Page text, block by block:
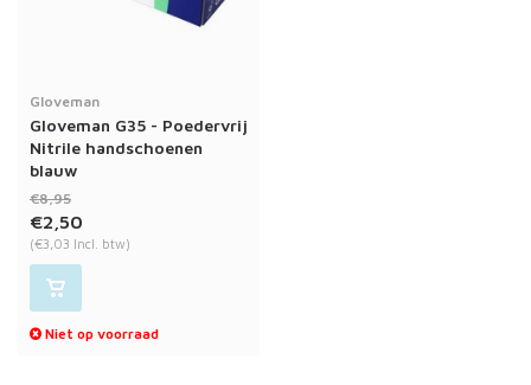
Gloveman
Gloveman G35 - Poedervrij
Nitrile handschoenen
blauw
€8,95
€2,50
(€3,03 Incl. btw)
Niet op voorraad